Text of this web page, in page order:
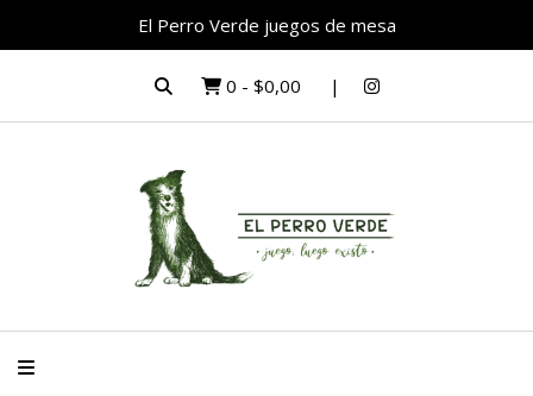
El Perro Verde juegos de mesa
0 - $0,00